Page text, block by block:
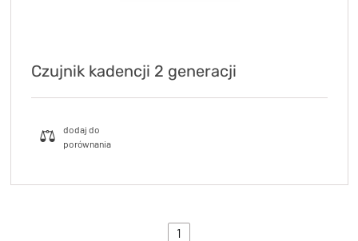
KryptoFlex Key Cable
Czujnik kadencji 2 generacji
1